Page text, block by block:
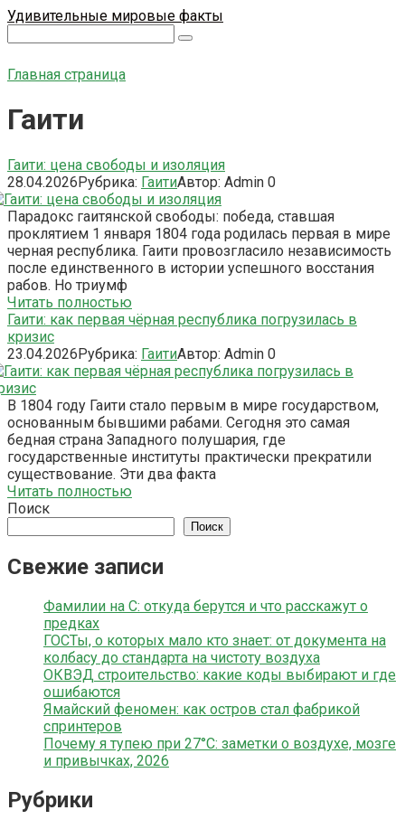
Перейти
контенту
Удивительные мировые факты
Главная страница
Гаити
Гаити: цена свободы и изоляция
28.04.2026Рубрика: ГаитиАвтор: Admin 0
Парадокс гаитянской свободы: победа, ставшая
проклятием 1 января 1804 года родилась первая в мире
черная республика. Гаити провозгласило независимость
после единственного в истории успешного восстания
рабов. Но триумф
Читать полностью
Гаити: как первая чёрная республика погрузилась в
кризис
23.04.2026Рубрика: ГаитиАвтор: Admin 0
В 1804 году Гаити стало первым в мире государством,
основанным бывшими рабами. Сегодня это самая
бедная страна Западного полушария, где
государственные институты практически прекратили
существование. Эти два факта
Читать полностью
Поиск
Поиск
Свежие записи
Фамилии на С: откуда берутся и что расскажут о
предках
ГОСТы, о которых мало кто знает: от документа на
колбасу до стандарта на чистоту воздуха
ОКВЭД строительство: какие коды выбирают и где
ошибаются
Ямайский феномен: как остров стал фабрикой
спринтеров
Почему я тупею при 27°C: заметки о воздухе, мозге
и привычках, 2026
Рубрики